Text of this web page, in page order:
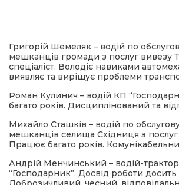
Григорій Шемеляк – водій по
мешканців громади з послуг
спеціаліст. Володіє навиками
виявляє та вирішує проблеми
Роман Кулинич – водій КП
багато років. Дисциплінований та
Михайло Сташків – водій по
мешканців селища Східниця з
Працює багато років.
Андрій Менчинський – водій-
“Господарник”. Досвід роботи